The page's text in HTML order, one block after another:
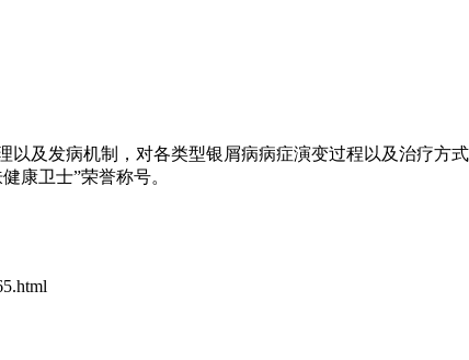
以及发病机制，对各类型银屑病病症演变过程以及治疗方
康卫士”荣誉称号。